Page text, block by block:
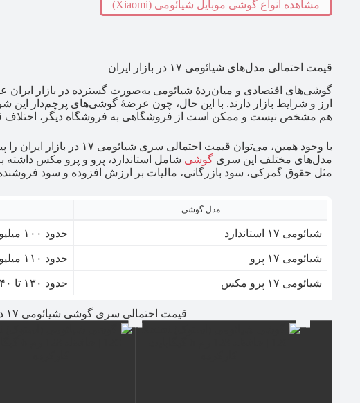
مشاهده انواع گوشی موبایل شیائومی (Xiaomi)
قیمت احتمالی مدل‌های شیائومی ۱۷ در بازار ایران
گوشی‌های اقتصادی و میان‌ردۀ شیائومی به‌صورت گسترده در بازار ایران
ارز و شرایط بازار دارند. با این حال، چون عرضۀ گوشی‌های پرچم‌دار
هم مشخص نیست و ممکن است از فروشگاهی به فروشگاه دیگر، اختلاف
با وجود همین، می‌توان قیمت
مدل‌های مختلف این سری گوشی شامل استاندارد، پرو و پرو مکس
مثل حقوق گمرکی، سود بازرگانی، مالیات بر ارزش افزوده و سود
مدل گوشی
شیائومی ۱۷ استاندارد حدود ۱۰۰ میلیون تومان
شیائومی ۱۷ پرو حدود ۱۱۰ میلیون تومان
شیائومی ۱۷ پرو مکس حدود ۱۳۰ تا ۱۴۰ میلیون
قیمت احتمالی سری گوشی شیائومی ۱۷ در بازار ایران